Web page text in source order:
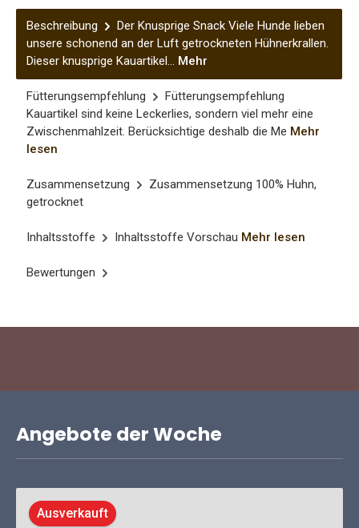
Beschreibung
Der Knusprige Snack Viele Hunde lieben
unsere schonend an der Luft getrockneten Hühnerkrallen.
Dieser knusprige Kauartikel… Mehr
Fütterungsempfehlung
Fütterungsempfehlung
Kauartikel sind keine Leckerlies, sondern viel mehr eine
Zwischenmahlzeit. Berücksichtige deshalb die Me Mehr
lesen
Zusammensetzung
Zusammensetzung 100% Huhn,
getrocknet
Inhaltsstoffe Inhaltsstoffe Vorschau Mehr lesen
Bewertungen
Angebote der Woche
Ausverkauft